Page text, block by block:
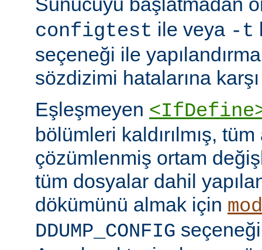
configtest ile veya -t
seçeneği ile yapılandırma
sözdizimi hatalarına
Eşleşmeyen
bölümleri kaldırılmış,
çözümlenmiş ortam
tüm dosyalar dahil
dökümünü almak için
DDUMP_CONFIG